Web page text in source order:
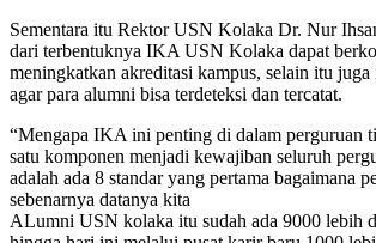
Sementara itu Rektor USN Kolaka Dr. Nur
dari terbentuknya IKA USN Kolaka dapat
meningkatkan akreditasi kampus, selain itu juga
agar para alumni bisa terdeteksi dan tercatat.
“Mengapa IKA ini penting di dalam perguruan
satu komponen menjadi kewajiban seluruh
adalah ada 8 standar yang pertama bagaimana
sebenarnya datanya kita
ALumni USN kolaka itu sudah ada 9000 lebih